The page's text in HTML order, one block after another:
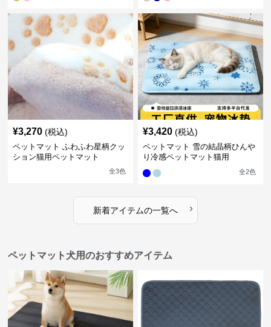
¥3,270 (税込)
ペットマット ふわふわ星柄クッ
ション猫用ペットマット
全3色
¥3,420 (税込)
ペットマット 雪の結晶柄ひんや
り冷感ペットマット猫用
全2色
新着アイテムの一覧へ ›
ペットマット犬用のおすすめアイテム